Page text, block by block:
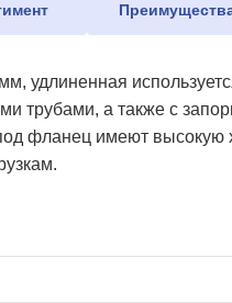
удлиненная
трубами, а также с
фланец имеют высокую